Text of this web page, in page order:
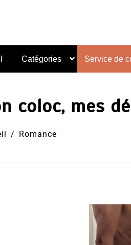
Catégories Service de
coloc, mes
Romance